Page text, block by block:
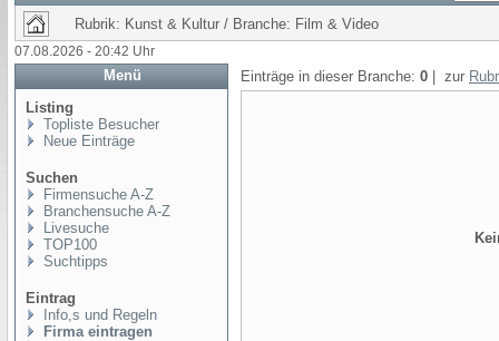
Rubrik: Kunst & Kultur / Branche: Film & Video
07.08.2026 - 20:42 Uhr
Menü
Listing
Topliste Besucher
Neue Einträge
Suchen
Firmensuche A-Z
Branchensuche A-Z
Livesuche
TOP100
Suchtipps
Eintrag
Info,s und Regeln
Firma eintragen
Einträge in dieser Branche: 0 | zur